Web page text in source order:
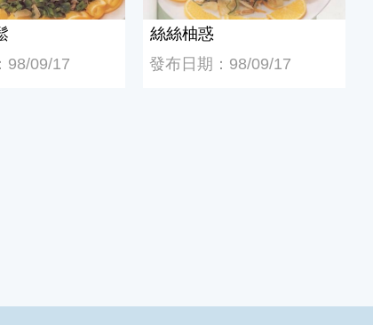
98/09/17
絲絲柚惑
發布日期：98/09/17